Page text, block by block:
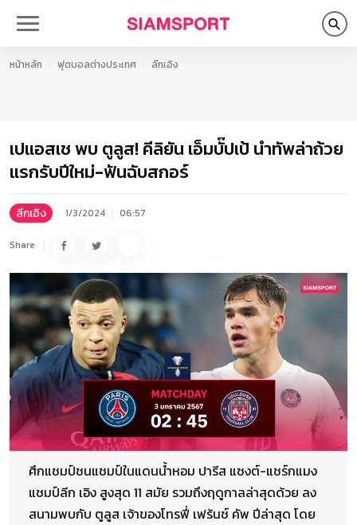
หน้าหลัก ฟุตบอลต่างประเทศ ลีกเอิง
เปแอสเช พบ ตูลูส! คีลิยัน เอ็มบั๊ปเป้ นำทัพล่าถ้วย
แรกรับปีใหม่-ฟันฉับสกอร์
ลีกเอิง 1/3/2024 06:57
Share
ศึกแชมป์ชนแชมป์ในแดนน้ำหอม ปารีส แซงต์-แชร์กแมง
แชมป์ลีก เอิง สูงสุด 11 สมัย รวมถึงฤดูกาลล่าสุดด้วย ลง
สนามพบกับ ตูลูส เจ้าของโทรฟี่ เฟร้นช์ คัพ ปีล่าสุด โดย